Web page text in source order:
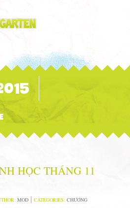
HỌC THÁNG 11
MOD CATEGORIES: CHƯƠNG